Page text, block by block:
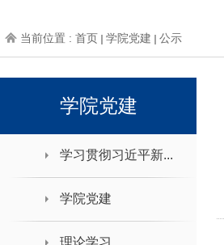
学院院刊
办事指南
当前位置 : 首页 学院党建 公示
学院党建
学习贯彻习近平新...
学院党建